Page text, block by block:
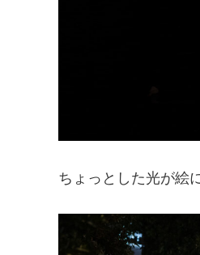
ちょっとした光が絵